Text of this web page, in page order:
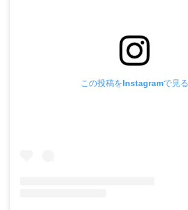
この投稿をInstagramで見る